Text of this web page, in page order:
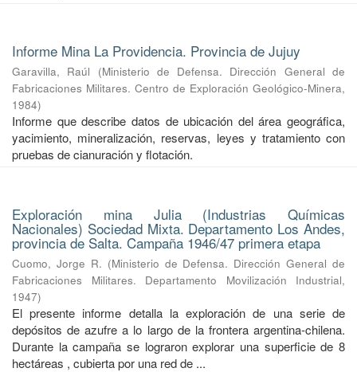
Informe Mina La Providencia. Provincia de Jujuy
Garavilla, Raúl (Ministerio de Defensa. Dirección General de
Fabricaciones Militares. Centro de Exploración Geológico-Minera,
1984)
Informe que describe datos de ubicación del área geográfica,
yacimiento, mineralización, reservas, leyes y tratamiento con
pruebas de cianuración y flotación.
Exploración mina Julia (Industrias Químicas
Nacionales) Sociedad Mixta. Departamento Los Andes,
provincia de Salta. Campaña 1946/47 primera etapa
Cuomo, Jorge R. (Ministerio de Defensa. Dirección General de
Fabricaciones Militares. Departamento Movilización Industrial,
1947)
El presente informe detalla la exploración de una serie de
depósitos de azufre a lo largo de la frontera argentina-chilena.
Durante la campaña se lograron explorar una superficie de 8
hectáreas , cubierta por una red de ...